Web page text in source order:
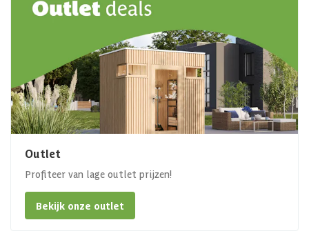
Outlet
Profiteer van lage outlet prijzen!
Bekijk onze outlet